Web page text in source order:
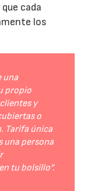
cada
los
una
propio
y
o
Tarifa única
una persona
tu bolsillo”.